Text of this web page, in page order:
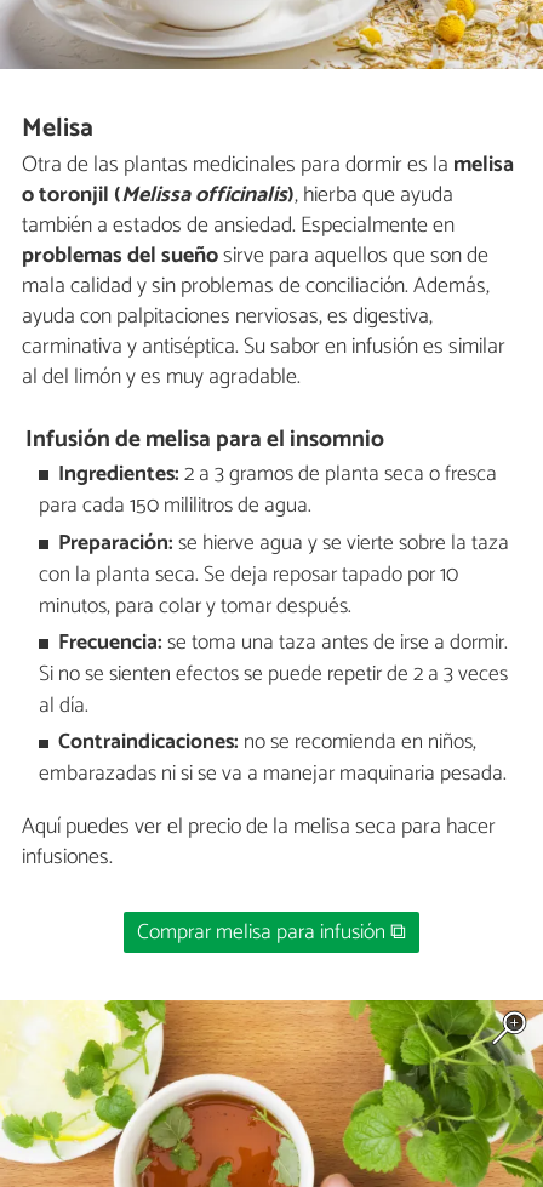
Melisa
Otra de las plantas medicinales para dormir es la melisa
o toronjil (Melissa officinalis), hierba que ayuda
también a estados de ansiedad. Especialmente en
problemas del sueñosirve para aquellos que son de
mala calidad y sin problemas de conciliación. Además,
ayuda con palpitaciones nerviosas, es digestiva,
carminativa y antiséptica. Su sabor en infusión es similar
al del limón y es muy agradable.
Infusión de melisa para el insomnio
Ingredientes:2 a 3 gramos de planta seca o fresca
para cada 150 mililitros de agua.
Preparación:se hierve agua y se vierte sobre la taza
con la planta seca. Se deja reposar tapado por 10
minutos, para colar y tomar después.
Frecuencia:se toma una taza antes de irse a dormir.
Si no se sienten efectos se puede repetir de 2 a 3 veces
al día.
Contraindicaciones: no se recomienda en niños,
embarazadas ni si se va a manejar maquinaria pesada.
Aquí puedes ver el precio de la melisa seca para hacer
infusiones.
Comprar melisa para infusión ⧉